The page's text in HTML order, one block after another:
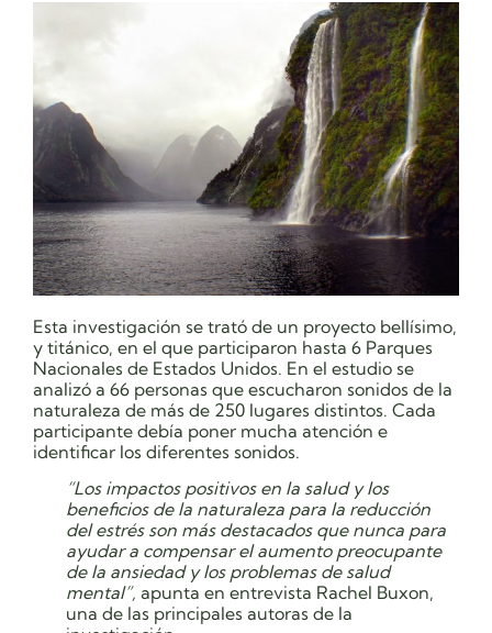
Esta investigación se trató de un proyecto bellísimo,
y titánico, en el que participaron hasta 6 Parques
Nacionales de Estados Unidos. En el estudio se
analizó a 66 personas que escucharon sonidos de la
naturaleza de más de 250 lugares distintos. Cada
participante debía poner mucha atención e
identificar los diferentes sonidos.
“Los impactos positivos en la salud y los
beneficios de la naturaleza para la reducción
del estrés son más destacados que nunca para
ayudar a compensar el aumento preocupante
de la ansiedad y los problemas de salud
mental”, apunta en entrevista Rachel Buxon,
una de las principales autoras de la